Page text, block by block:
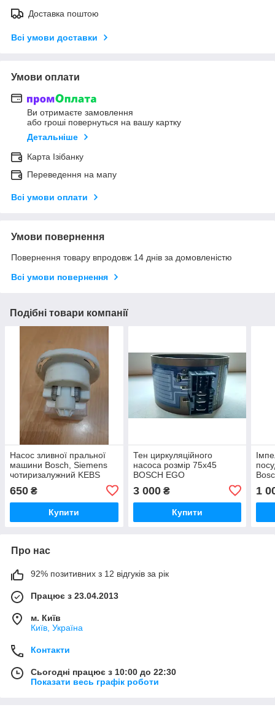
Доставка поштою
Всі умови доставки
Умови оплати
Ви отримаєте замовлення
або гроші повернуться на вашу картку
Детальніше
Карта Ізібанку
Переведення на мапу
Всі умови оплати
Умови повернення
Повернення товару впродовж 14 днів за домовленістю
Всі умови повернення
Подібні товари компанії
Насос зливної пральної
машини Bosch, Siemens
чотиризалужний KEBS
111/047,786729,00145212,118/093,
135/19,125/20 ОРІГІНАЛ
Б/У.
650 ₴
Купити
Тен циркуляційного
насоса розмір 75х45
BOSCH EGO
9001212362, 1811201/2,
32039363, 00755078.
3 000₴
Купити
Б/У
1
Про нас
92% позитивних з 12 відгуків за рік
Працює з 23.04.2013
м. Київ
Київ, Україна
Контакти
Сьогодні працює з 10:00 до 22:30
Показати весь графік роботи